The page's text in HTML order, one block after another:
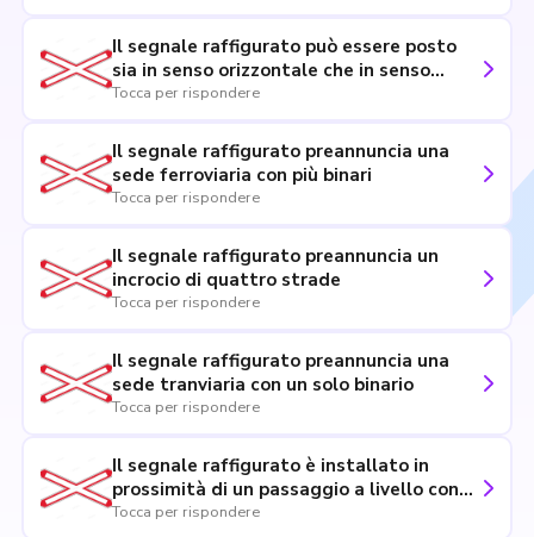
Il segnale raffigurato può essere posto
sia in senso orizzontale che in senso
verticale
Tocca per rispondere
Il segnale raffigurato preannuncia una
sede ferroviaria con più binari
Tocca per rispondere
Il segnale raffigurato preannuncia un
incrocio di quattro strade
Tocca per rispondere
Il segnale raffigurato preannuncia una
sede tranviaria con un solo binario
Tocca per rispondere
Il segnale raffigurato è installato in
prossimità di un passaggio a livello con
semibarriere
Tocca per rispondere